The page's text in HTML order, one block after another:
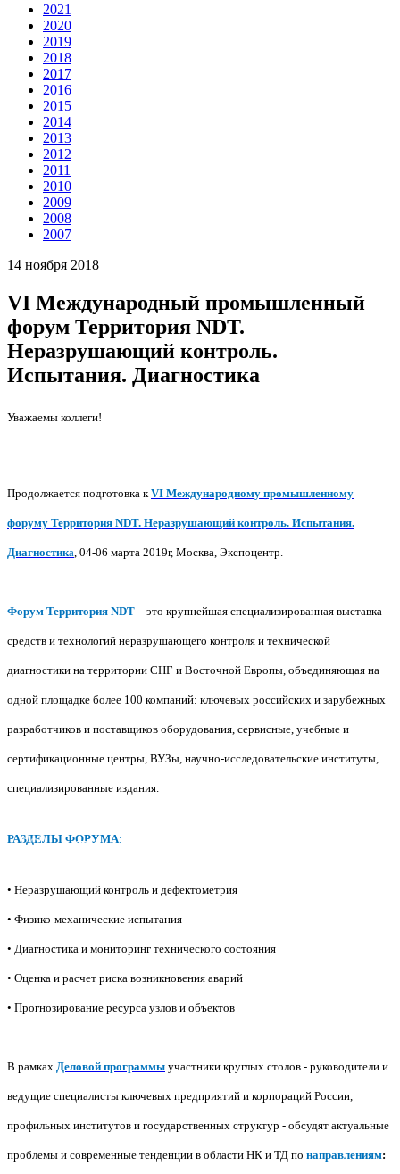
Ru
2021
2020
2019
2018
2017
2016
2015
2014
2013
2012
2011
2010
2009
2008
2007
14 ноября 2018
VI Международный промышленный
форум Территория NDT.
Неразрушающий контроль.
Испытания. Диагностика
Уважаемы коллеги!
Продолжается подготовка к VI Международному промышленному
форуму Территория NDT. Неразрушающий контроль. Испытания.
Диагностика , 04-06 марта 2019г, Москва, Экспоцентр.
Форум Территория NDT - это крупнейшая специализированная выставка
средств и технологий неразрушающего контроля и технической
диагностики на территории СНГ и Восточной Европы, объединяющая на
одной площадке более 100 компаний: ключевых российских и зарубежных
разработчиков и поставщиков оборудования, сервисные, учебные и
сертификационные центры, ВУЗы, научно-исследовательские институты,
специализированные издания.
РАЗДЕЛЫ ФОРУМА:
• Неразрушающий контроль и дефектометрия
• Физико-механические испытания
• Диагностика и мониторинг технического состояния
• Оценка и расчет риска возникновения аварий
• Прогнозирование ресурса узлов и объектов
В рамках Деловой программы участники круглых столов - руководители и
ведущие специалисты ключевых предприятий и корпораций России,
профильных институтов и государственных структур - обсудят актуальные
проблемы и современные тенденции в области НК и ТД по направлениям: